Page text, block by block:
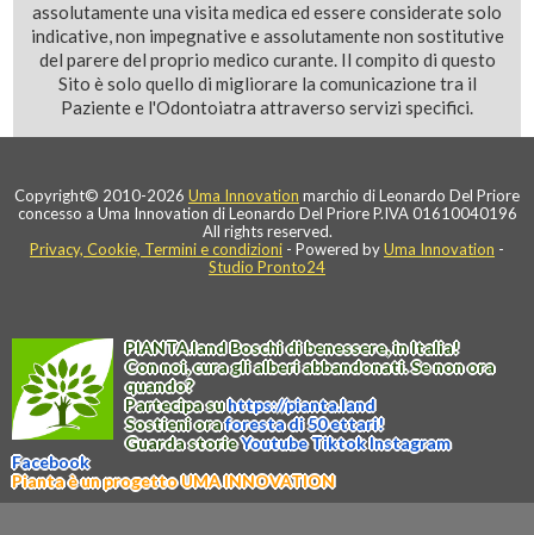
assolutamente una visita medica ed essere considerate solo
indicative, non impegnative e assolutamente non sostitutive
del parere del proprio medico curante. Il compito di questo
Sito è solo quello di migliorare la comunicazione tra il
Paziente e l'Odontoiatra attraverso servizi specifici.
Copyright© 2010-2026 Uma Innovation marchio di Leonardo Del Priore
concesso a Uma Innovation di Leonardo Del Priore P.IVA 01610040196
All rights reserved.
Privacy, Cookie, Termini e condizioni - Powered byUma Innovation -
Studio Pronto24
PIANTA.landBoschi di benessere, in Italia!
Con noi, cura gli alberi abbandonati. Se non ora
quando?
Partecipa suhttps://pianta.land
Sostieni oraforesta di 50 ettari!
Guarda storieYoutubeTiktokInstagram
Facebook
Pianta è un progetto UMA INNOVATION